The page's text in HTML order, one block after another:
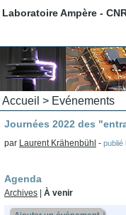
Ampère -
Accueil > Evénements
Journées 2022 des
par Laurent Krähenbühl - publié
Agenda
Archives À venir